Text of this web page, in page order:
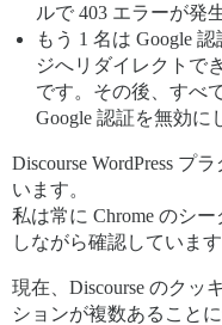
ルで 403 エラーが発
もう 1 名は Google
ジへリダイレクトで
です。その後、すべ
Google 認証を無効に
Discourse WordPress プ
います。
私は常に Chrome のシ
しながら確認しています
現在、Discourse のクッ
ションが複数あること